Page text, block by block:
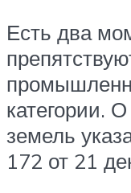
Есть два
категории.
земель
172 от 21